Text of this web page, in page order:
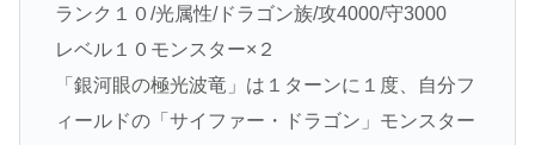
ランク１０/光属性/ドラゴン族/攻4000/守3000
レベル１０モンスター×２
「銀河眼の極光波竜」は１ターンに１度、自分フ
ィールドの「サイファー・ドラゴン」モンスター